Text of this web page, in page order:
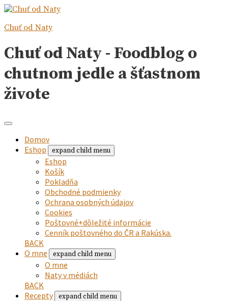
Chuť od Naty
Chuť od Naty - Foodblog o
chutnom jedle a šťastnom
živote
Domov
Eshop
expand child menu
Eshop
Košík
Pokladňa
Obchodné podmienky
Ochrana osobných údajov
Cookies
Poštovné+dôležité informácie
Cenník poštovného do ČR a Rakúska.
BACK
O mne
expand child menu
O mne
Naty v médiách
BACK
Recepty
expand child menu